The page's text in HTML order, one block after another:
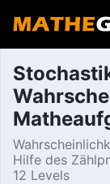
Hilfe des
12 Levels